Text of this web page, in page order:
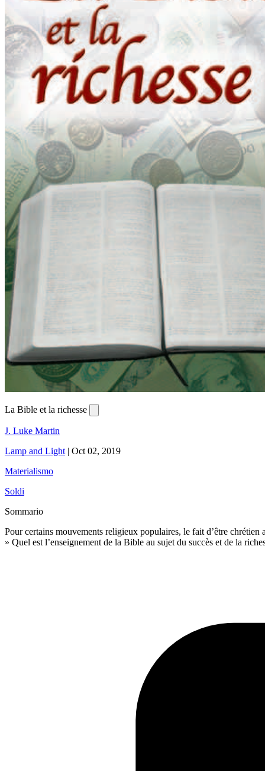
La Bible et la richesse
J. Luke Martin
Lamp and Light | Oct 02, 2019
Materialismo
Soldi
Sommario
Pour certains mouvements religieux populaires, le fait d’être
» Quel est l’enseignement de la Bible au sujet du succès et de la